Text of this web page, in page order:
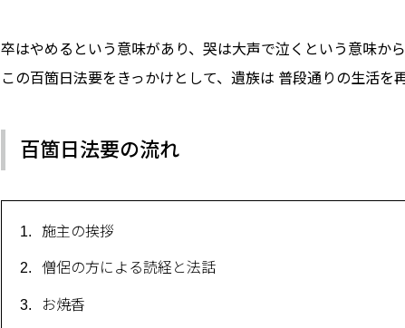
卒はやめるという意味があり、哭は大声で泣くという意味から
この百箇日法要をきっかけとして、遺族は 普段通りの生活を
百箇日法要の流れ
施主の挨拶
僧侶の方による読経と法話
お焼香